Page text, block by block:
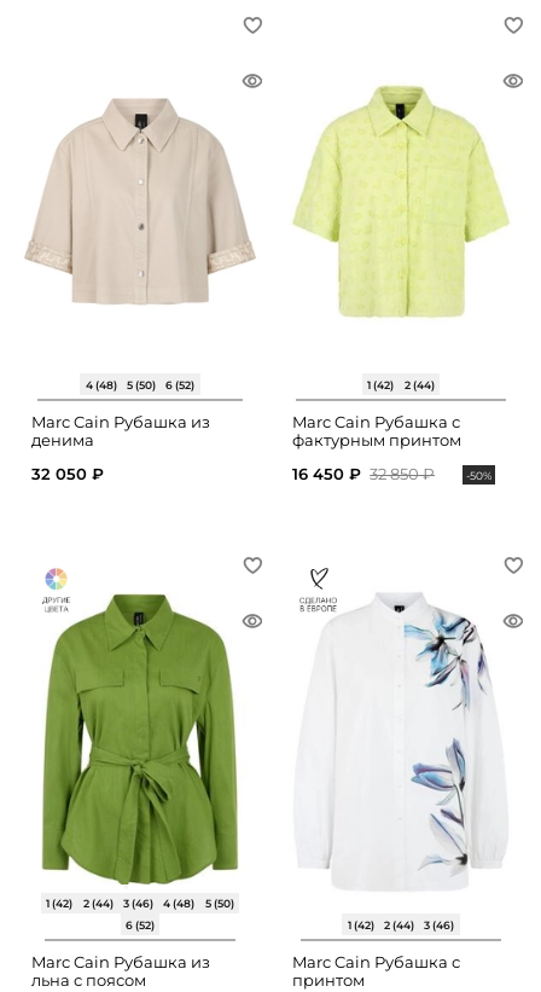
4 (48) 5 (50) 6 (52)
Marc Cain Рубашка из
денима
32 050 ₽
1 (42) 2 (44)
Marc Cain Рубашка с
фактурным принтом
16 450 ₽ 32 850 ₽ -50%
1 (42) 2 (44) 3 (46) 4 (48)
5 (50)
6 (52)
Marc Cain Рубашка из
льна с поясом
1 (42) 2 (44) 3 (46)
Marc Cain Рубашка с
принтом